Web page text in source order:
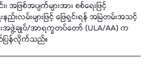
အဖြစ်အပျက်များအား စစ်ရေးဖြင့်
းလမ်းများဖြင့် ဖြေရှင်းရန် အမြဲတမ်းအသင့်
းအဖွဲ့ချုပ်/အာရက္ခတပ်တော် (ULA/AA) က
ြန်လိုက်သည်။